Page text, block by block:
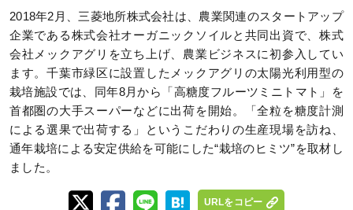
2018年2月、三菱地所株式会社は、農業関連のスタートアップ
企業である株式会社オーガニックソイルと共同出資で、株式
会社メックアグリを立ち上げ、農業ビジネスに初参入してい
ます。千葉市緑区に設置したメックアグリの太陽光利用型の
栽培施設では、同年8月から「高糖度フルーツミニトマト」を
首都圏の大手スーパーなどに出荷を開始。「全粒を糖度計測
による選果で出荷する」というこだわりの生産現場を訪ね、
通年栽培による安定供給を可能にした“栽培のヒミツ”を取材し
ました。
URLをコピー